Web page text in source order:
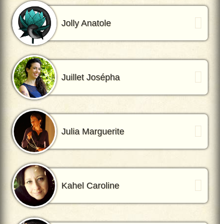
Jolly Anatole
Juillet Josépha
Julia Marguerite
Kahel Caroline